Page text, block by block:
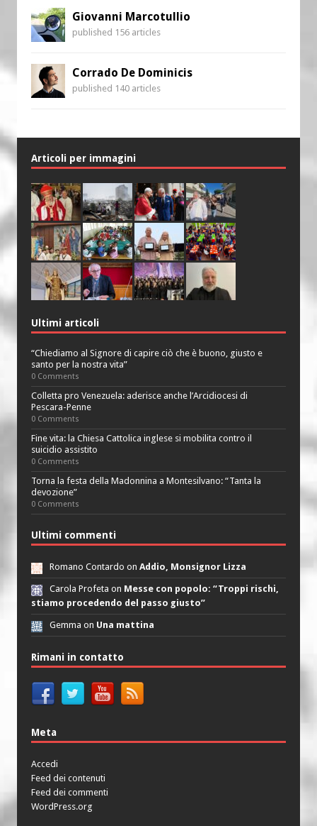
Giovanni Marcotullio
published 156 articles
Corrado De Dominicis
published 140 articles
Articoli per immagini
Ultimi articoli
“Chiediamo al Signore di capire ciò che è buono, giusto e
santo per la nostra vita”
0 Comments
Colletta pro Venezuela: aderisce anche l’Arcidiocesi di
Pescara-Penne
0 Comments
Fine vita: la Chiesa Cattolica inglese si mobilita contro il
suicidio assistito
0 Comments
Torna la festa della Madonnina a Montesilvano: “Tanta la
devozione”
0 Comments
Ultimi commenti
Romano Contardo on Addio, Monsignor Lizza
Carola Profeta on Messe con popolo: “Troppi rischi,
stiamo procedendo del passo giusto”
Gemma on Una mattina
Rimani in contatto
Meta
Accedi
Feed dei contenuti
Feed dei commenti
WordPress.org